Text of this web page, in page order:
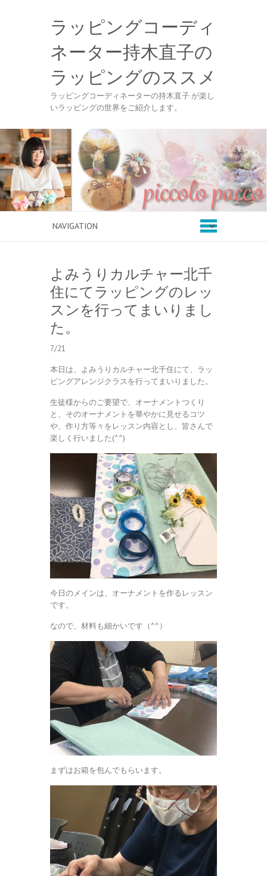
ラッピングコーディ
ネーター持木直子の
ラッピングのススメ
ラッピングコーディネーターの持木直子 が楽し
いラッピングの世界をご紹介します。
よみうりカルチャー北千
住にてラッピングのレッ
スンを行ってまいりまし
た。
7/21
本日は、よみうりカルチャー北千住にて、ラッ
ピングアレンジクラスを行ってまいりました。
生徒様からのご要望で、オーナメントつくり
と、そのオーナメントを華やかに見せるコツ
や、作り方等々をレッスン内容とし、皆さんで
楽しく行いました(^^)
今日のメインは、オーナメントを作るレッスン
です。
なので、材料も細かいです（^^）
まずはお箱を包んでもらいます。